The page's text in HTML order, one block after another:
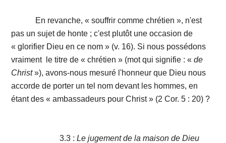
En revanche, « souffrir comme chrétien », n'est
pas un sujet de honte ; c'est plutôt une occasion de
« glorifier Dieu en ce nom » (v. 16). Si nous possédons
vraiment le titre de « chrétien » (mot qui signifie : «de
Christ»), avons-nous mesuré l'honneur que Dieu nous
accorde de porter un tel nom devant les hommes, en
étant des « ambassadeurs pour Christ » (2 Cor. 5 : 20) ?
3.3 :Le jugement de la maison de Dieu